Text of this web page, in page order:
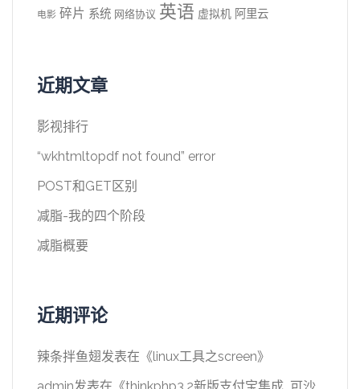
电影 碎片 系统 网络协议 英语 虚拟机 阿里云
近期文章
影视排行
“wkhtmltopdf not found” error
POST和GET区别
减脂-我的四个阶段
减脂概要
近期评论
辣条拌鱼翅发表在《linux工具之screen》